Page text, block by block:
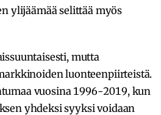
ylijäämää selittää myös
mutta
luonteenpiirteistä.
vuosina 1996-2019, kun
yhdeksi syyksi voidaan